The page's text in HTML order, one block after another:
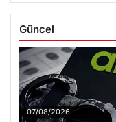
Güncel
07/08/2026